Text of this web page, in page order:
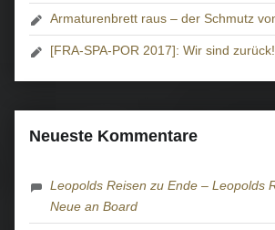
Armaturenbrett raus – der Schmutz
[FRA-SPA-POR 2017]: Wir sind zurück!
Neueste Kommentare
Leopolds Reisen zu Ende – Leopolds
Neue an Board